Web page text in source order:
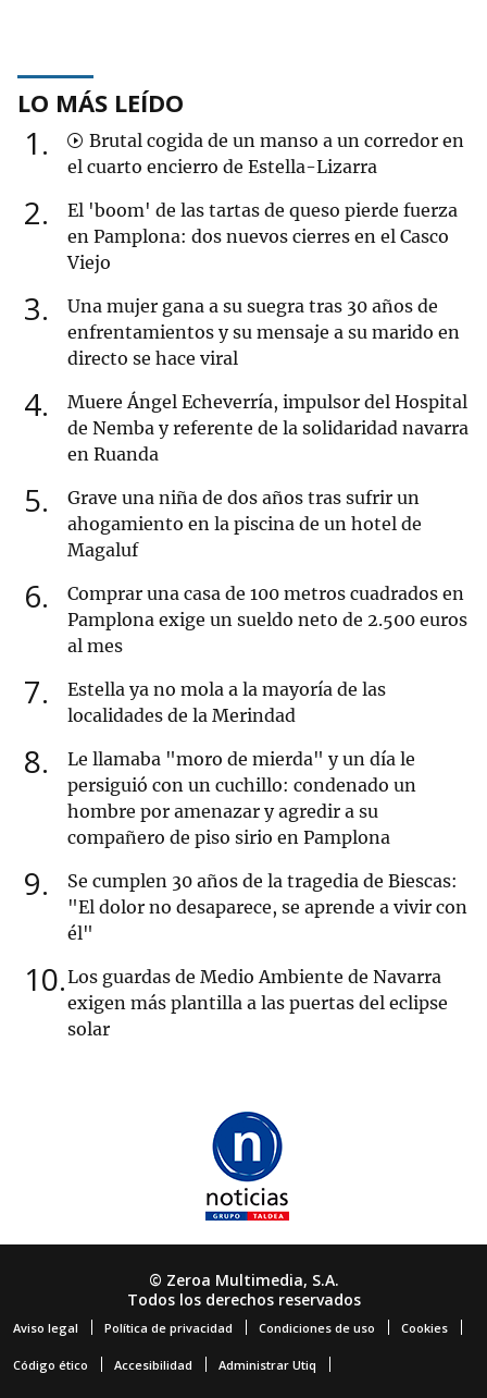
LO MÁS LEÍDO
1
Brutal cogida de un manso a un corredor en
el cuarto encierro de Estella-Lizarra
2
El 'boom' de las tartas de queso pierde fuerza
en Pamplona: dos nuevos cierres en el Casco
Viejo
3
Una mujer gana a su suegra tras 30 años de
enfrentamientos y su mensaje a su marido en
directo se hace viral
4
Muere Ángel Echeverría, impulsor del Hospital
de Nemba y referente de la solidaridad navarra
en Ruanda
5
Grave una niña de dos años tras sufrir un
ahogamiento en la piscina de un hotel de
Magaluf
6
Comprar una casa de 100 metros cuadrados en
Pamplona exige un sueldo neto de 2.500 euros
al mes
7
Estella ya no mola a la mayoría de las
localidades de la Merindad
8
Le llamaba "moro de mierda" y un día le
persiguió con un cuchillo: condenado un
hombre por amenazar y agredir a su
compañero de piso sirio en Pamplona
9
Se cumplen 30 años de la tragedia de Biescas:
"El dolor no desaparece, se aprende a vivir con
él"
10 Los guardas de Medio Ambiente de Navarra
exigen más plantilla a las puertas del eclipse
solar
© Zeroa Multimedia, S.A.
Todos los derechos reservados
Aviso legal Política de privacidad Condiciones de uso Cookies
Código ético Accesibilidad Administrar Utiq